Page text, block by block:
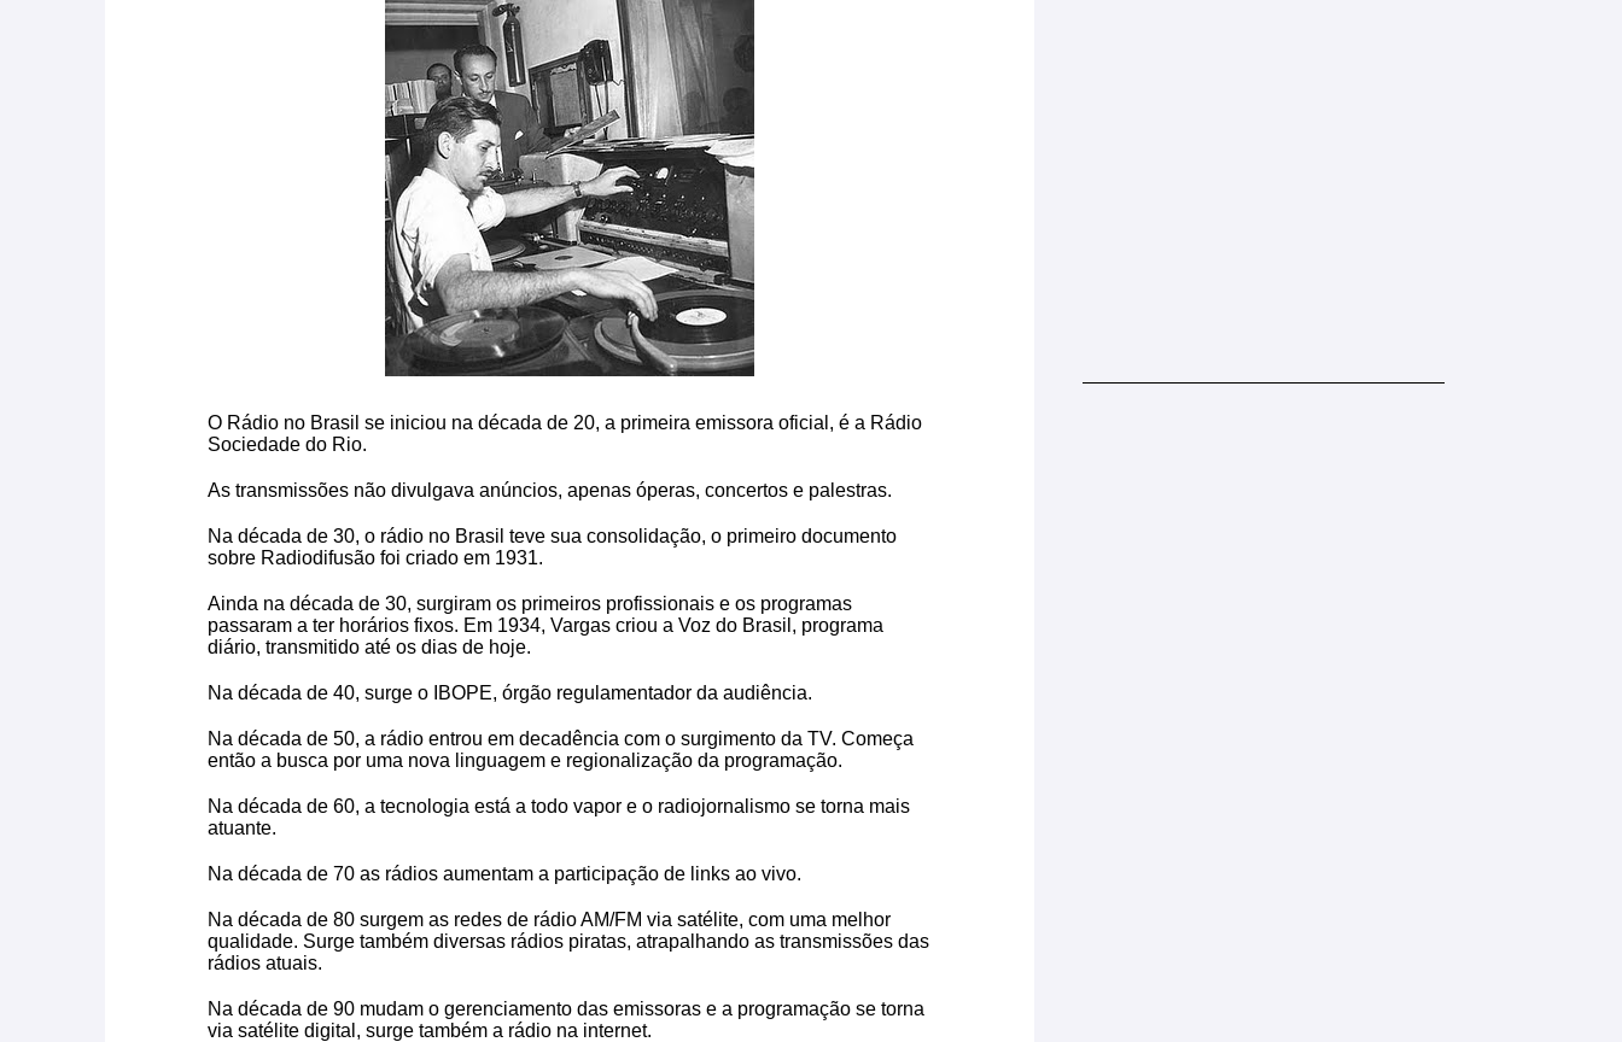
O Rádio no Brasil se iniciou na década de 20, a primeira emissora oficial, é a Rádio
Sociedade do Rio.
As transmissões não divulgava anúncios, apenas óperas, concertos e palestras.
Na década de 30, o rádio no Brasil teve sua consolidação, o primeiro documento
sobre Radiodifusão foi criado em 1931.
Ainda na década de 30, surgiram os primeiros profissionais e os programas
passaram a ter horários fixos. Em 1934, Vargas criou a Voz do Brasil, programa
diário, transmitido até os dias de hoje.
Na década de 40, surge o IBOPE, órgão regulamentador da audiência.
Na década de 50, a rádio entrou em decadência com o surgimento da TV. Começa
então a busca por uma nova linguagem e regionalização da programação.
Na década de 60, a tecnologia está a todo vapor e o radiojornalismo se torna mais
atuante.
Na década de 70 as rádios aumentam a participação de links ao vivo.
Na década de 80 surgem as redes de rádio AM/FM via satélite, com uma melhor
qualidade. Surge também diversas rádios piratas, atrapalhando as transmissões das
rádios atuais.
Na década de 90 mudam o gerenciamento das emissoras e a programação se torna
via satélite digital, surge também a rádio na internet.